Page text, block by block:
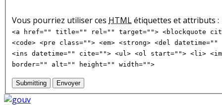
Vous pourriez utiliser ces HTMLétiquettes et attributs :
<a href="" title="" rel="" target=""> <blockquote
<code> <pre class=""> <em> <strong> <del
<ins datetime="" cite=""> <ul> <ol start=""> <li>
border="" alt="" height="" width="">
Submitting Envoyer